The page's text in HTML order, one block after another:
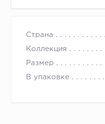
Страна
Коллекция
Размер
В упаковке